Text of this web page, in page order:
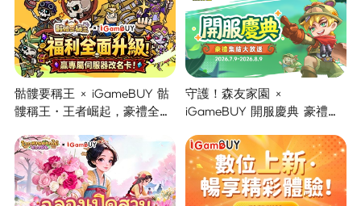
骷髏要稱王 × iGameBUY 骷
髏稱王・王者崛起，豪禮全面
守護！森友家園 ×
iGameBUY 開服慶典 豪禮集